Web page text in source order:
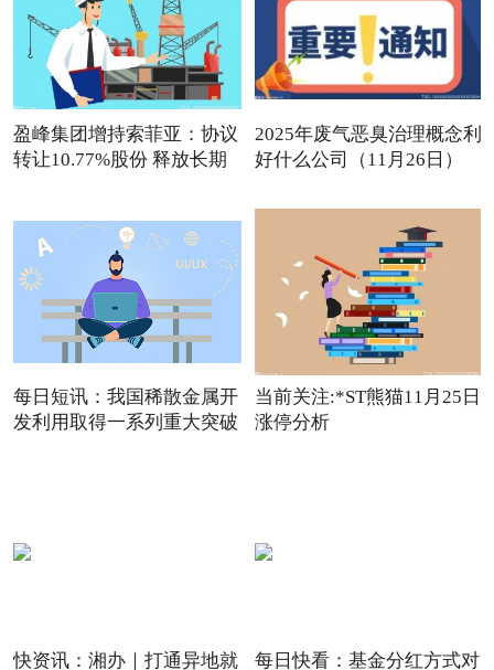
盈峰集团增持索菲亚：协议
转让10.77%股份 释放长期
2025年废气恶臭治理概念利
好什么公司（11月26日）
每日短讯：我国稀散金属开
发利用取得一系列重大突破
当前关注:*ST熊猫11月25日
涨停分析
快资讯：湘办｜打通异地就 每日快看：基金分红方式对